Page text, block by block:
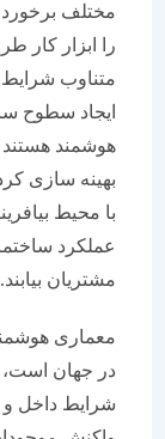
مختلف برخوردارند
را ابزار کار
متناوب شرایط
ایجاد سطوح
هوشمند هستند تا
بهینه سازی کرده و
با محیط بیافرینند
عملکرد ساختمان و
مشتریان بیابند.
معماری هوشمند،
در جهان است،
شرایط داخل و خارج